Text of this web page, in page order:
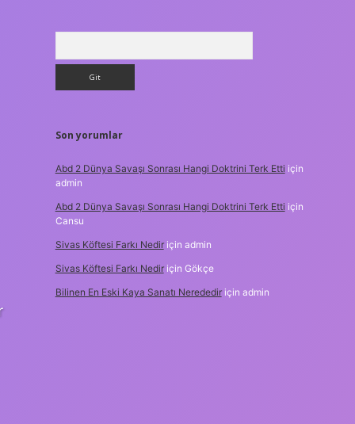
Son yorumlar
Abd 2 Dünya Savaşı Sonrası Hangi Doktrini Terk Etti için
admin
Abd 2 Dünya Savaşı Sonrası Hangi Doktrini Terk Etti için
Cansu
Sivas Köftesi Farkı Nediriçin admin
Sivas Köftesi Farkı Nediriçin Gökçe
Bilinen En Eski Kaya Sanatı Neredediriçin admin